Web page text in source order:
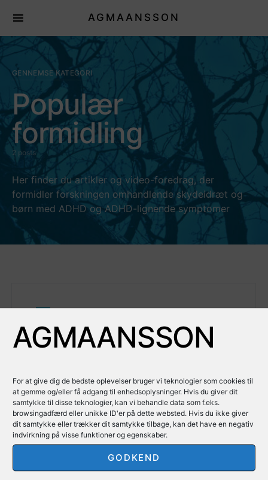
AGMAANSSON
For at give dig de bedste oplevelser bruger vi teknologier som cookies til
at gemme og/eller få adgang til enhedsoplysninger. Hvis du giver dit
samtykke til disse teknologier, kan vi behandle data som f.eks.
browsingadfærd eller unikke ID'er på dette websted. Hvis du ikke giver
dit samtykke eller trækker dit samtykke tilbage, kan det have en negativ
indvirkning på visse funktioner og egenskaber.
GODKEND
AGMAANSSON
GENNEMSE KATEGORI
Populær
formidling
2 posts
Her finder du artikler og video-foredrag, der
formidler forskningen omhandlende skydeidræt og
børn med ADHD og ADHD-lignende symptomer
Forskningsresultatern
e i tidsskriftet Best
Practice
25. april 2022
Her kan du læse om phd-projektet og
forskningsresultaterne i det lægefaglige tidsskrift
Best Practice. Artiklen blev publiceret